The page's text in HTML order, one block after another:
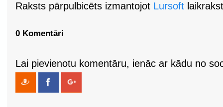
Raksts pārpulbicēts izmantojot Lursoft
0 Komentāri
Lai pievienotu komentāru, ienāc ar kādu no